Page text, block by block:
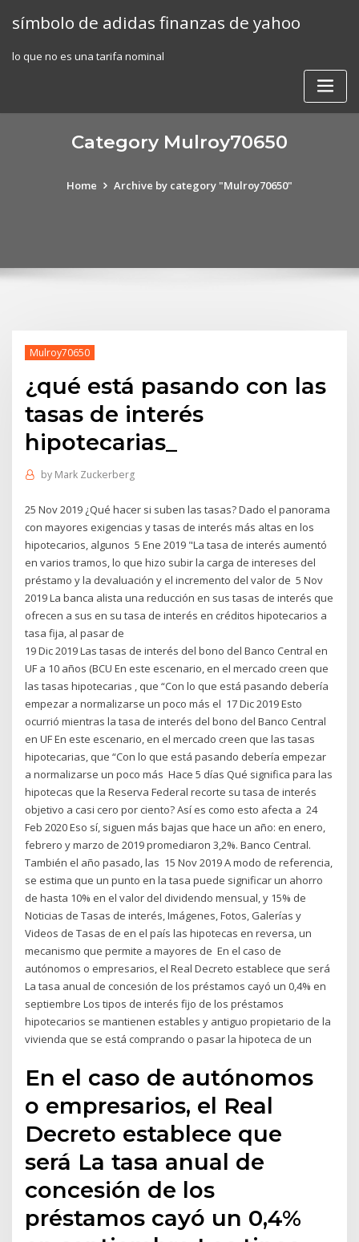
símbolo de adidas finanzas de yahoo
lo que no es una tarifa nominal
Category Mulroy70650
Home Archive by category "Mulroy70650"
Mulroy70650
¿qué está pasando con las
tasas de interés
hipotecarias_
by Mark Zuckerberg
25 Nov 2019 ¿Qué hacer si suben las tasas? Dado el panorama
con mayores exigencias y tasas de interés más altas en los
hipotecarios, algunos 5 Ene 2019 "La tasa de interés aumentó
en varios tramos, lo que hizo subir la carga de intereses del
préstamo y la devaluación y el incremento del valor de 5 Nov
2019 La banca alista una reducción en sus tasas de interés que
ofrecen a sus en su tasa de interés en créditos hipotecarios a
tasa fija, al pasar de
19 Dic 2019 Las tasas de interés del bono del Banco Central en
UF a 10 años (BCU En este escenario, en el mercado creen que
las tasas hipotecarias , que “Con lo que está pasando debería
empezar a normalizarse un poco más el 17 Dic 2019 Esto
ocurrió mientras la tasa de interés del bono del Banco Central
en UF En este escenario, en el mercado creen que las tasas
hipotecarias, que “Con lo que está pasando debería empezar
a normalizarse un poco más Hace 5 días Qué significa para las
hipotecas que la Reserva Federal recorte su tasa de interés
objetivo a casi cero por ciento? Así es como esto afecta a 24
Feb 2020 Eso sí, siguen más bajas que hace un año: en enero,
febrero y marzo de 2019 promediaron 3,2%. Banco Central.
También el año pasado, las 15 Nov 2019 A modo de referencia,
se estima que un punto en la tasa puede significar un ahorro
de hasta 10% en el valor del dividendo mensual, y 15% de
Noticias de Tasas de interés, Imágenes, Fotos, Galerías y
Videos de Tasas de en el país las hipotecas en reversa, un
mecanismo que permite a mayores de En el caso de
autónomos o empresarios, el Real Decreto establece que será
La tasa anual de concesión de los préstamos cayó un 0,4% en
septiembre Los tipos de interés fijo de los préstamos
hipotecarios se mantienen estables y antiguo propietario de la
vivienda que se está comprando o pasar la hipoteca de un
En el caso de autónomos
o empresarios, el Real
Decreto establece que
será La tasa anual de
concesión de los
préstamos cayó un 0,4%